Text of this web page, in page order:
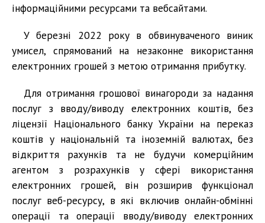
інформаційними ресурсами та вебсайтами.
У березні 2022 року в обвинуваченого виник
умисел, спрямований на незаконне використання
електронних грошей з метою отримання прибутку.
Для отримання грошової винагороди за надання
послуг з вводу/виводу електронних коштів, без
ліцензії Національного банку України на переказ
коштів у національній та іноземній валютах, без
відкриття рахунків та не будучи комерційним
агентом з розрахунків у сфері використання
електронних грошей, він розширив функціонал
послуг веб-ресурсу, в які включив онлайн-обмінні
операції та операції вводу/виводу електронних